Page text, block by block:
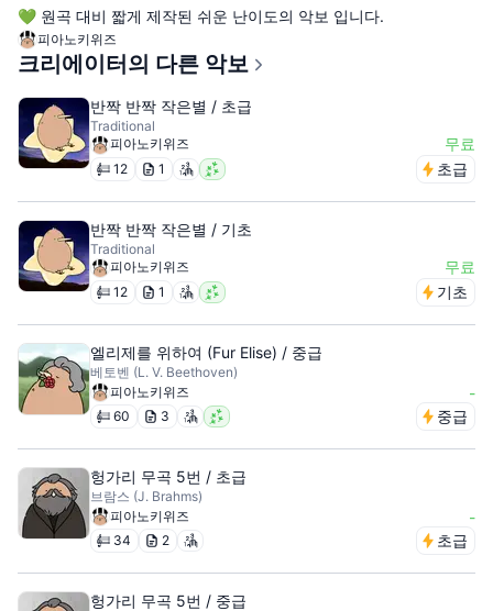
💚 원곡 대비 짧게 제작된 쉬운 난이도의 악보 입니다.
피아노키위즈
크리에이터의 다른 악보
반짝 반짝 작은별 / 초급
Traditional
피아노키위즈
무료
12 1 초급
반짝 반짝 작은별 / 기초
Traditional
피아노키위즈
무료
12 1 기초
엘리제를 위하여 (Fur Elise) / 중급
베토벤 (L. V. Beethoven)
피아노키위즈
-
60 3 중급
헝가리 무곡 5번 / 초급
브람스 (J. Brahms)
피아노키위즈
-
34 2 초급
헝가리 무곡 5번 / 중급